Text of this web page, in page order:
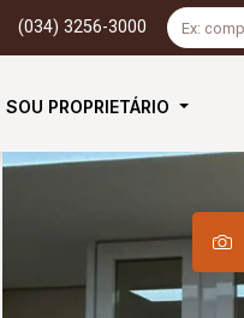
(034) 3256-3000
SOU PROPRIETÁRIO